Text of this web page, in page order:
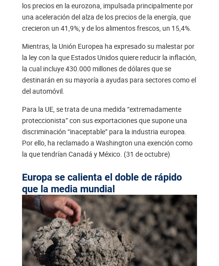
los precios en la eurozona, impulsada principalmente por
una aceleración del alza de los precios de la energía, que
crecieron un 41,9%; y de los alimentos frescos, un 15,4%.
Mientras, la Unión Europea ha expresado su malestar por
la ley con la que Estados Unidos quiere reducir la inflación,
la cual incluye 430.000 millones de dólares que se
destinarán en su mayoría a ayudas para sectores como el
del automóvil.
Para la UE, se trata de una medida “extremadamente
proteccionista” con sus exportaciones que supone una
discriminación “inaceptable” para la industria europea.
Por ello, ha reclamado a Washington una exención como
la que tendrían Canadá y México. (31 de octubre)
Europa se calienta el doble de rápido
que la media mundial